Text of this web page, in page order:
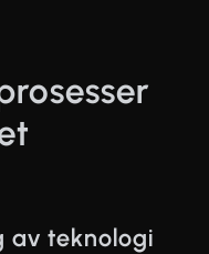
av teknologi